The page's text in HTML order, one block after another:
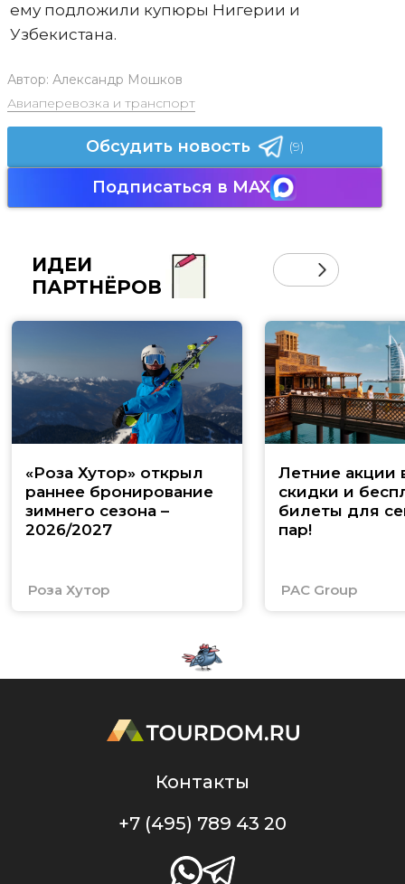
ему подложили купюры Нигерии и
Узбекистана.
Автор: Александр Мошков
Авиаперевозка и транспорт
Обсудить новость (9)
Подписаться в MAX
ИДЕИ
ПАРТНЁРОВ
«Роза Хутор» открыл
раннее бронирование
зимнего сезона –
2026/2027
Роза Хутор
Летние акции
скидки и
билеты для
пар!
PAC Group
Контакты
+7 (495) 789 43 20